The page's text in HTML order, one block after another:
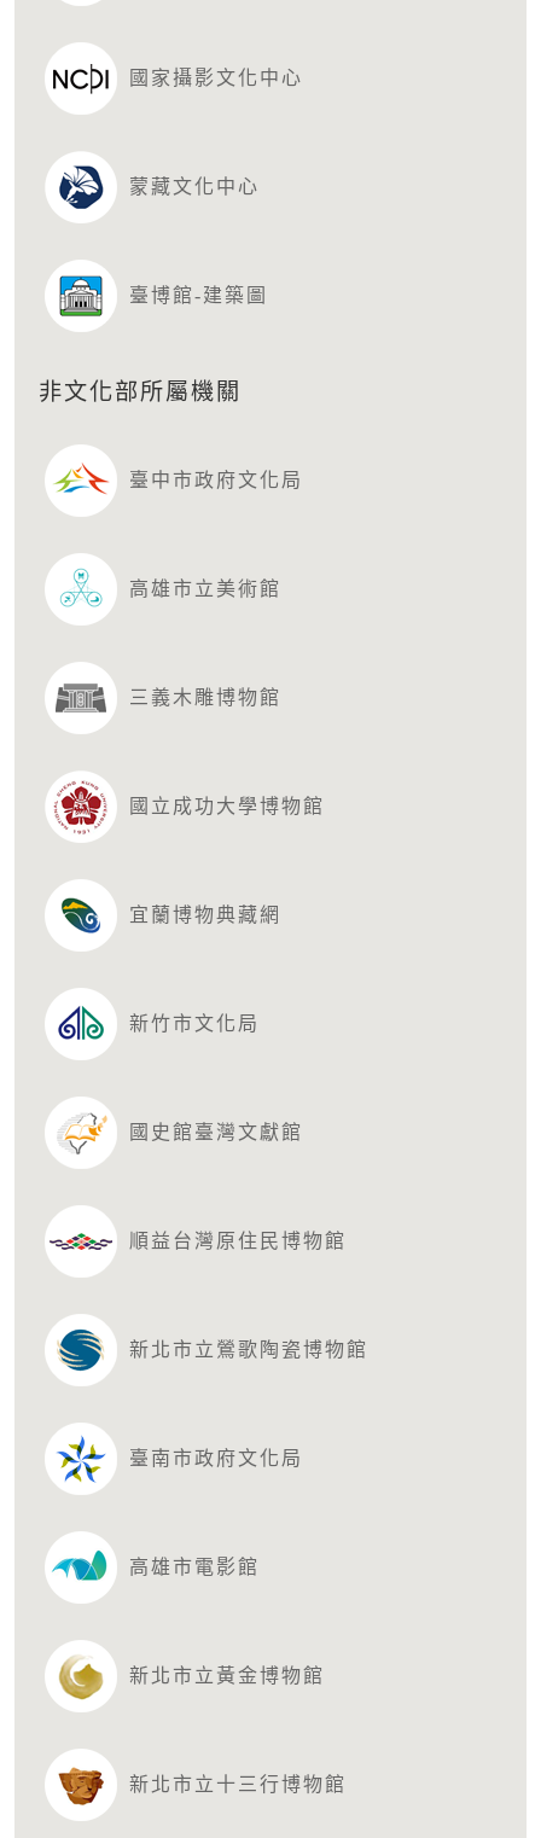
國家攝影文化中心
蒙藏文化中心
臺博館-建築圖
非文化部所屬機關
臺中市政府文化局
高雄市立美術館
三義木雕博物館
國立成功大學博物館
宜蘭博物典藏網
新竹市文化局
國史館臺灣文獻館
順益台灣原住民博物館
新北市立鶯歌陶瓷博物館
臺南市政府文化局
高雄市電影館
新北市立黃金博物館
新北市立十三行博物館